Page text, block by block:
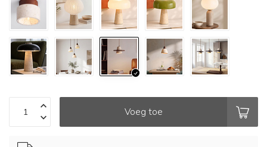
Voeg toe